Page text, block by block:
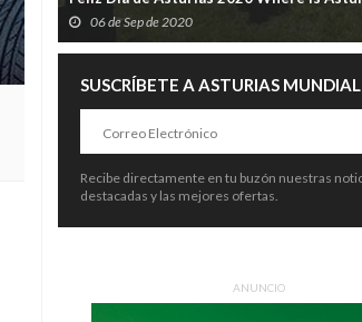
06 de Sep de 2020
SUSCRÍBETE A ASTURIAS MUNDIAL
Recibe directamente en tu buzón nuestras
destacadas y las mejores ofertas.
ANUNCIO